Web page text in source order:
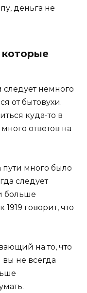
деньга не
которые
следует немного
от бытовухи.
куда-то в
ответов на
пути много было
следует
больше
говорит, что
на то, что
вы не всегда